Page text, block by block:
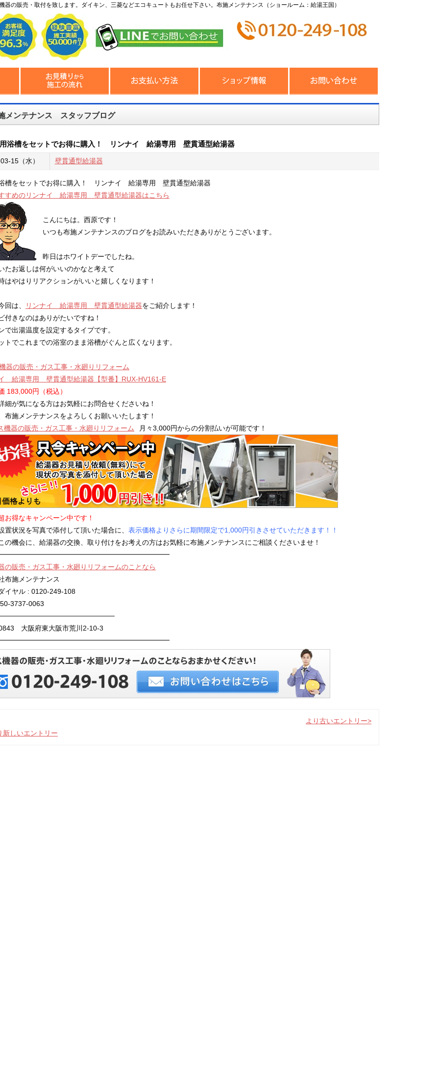
の販売・取付を致します。ダイキン、三菱などエコキュートもお任せ下さい。布施メンテナンス（ショールーム：給湯王国）
メンテナンス スタッフブログ
浴槽をセットでお得に購入！ リンナイ 給湯専用 壁貫通型給湯器
15（水） 壁貫通型給湯器
槽をセットでお得に購入！ リンナイ 給湯専用 壁貫通型給湯器
すめのリンナイ 給湯専用 壁貫通型給湯器はこちら
こんにちは。西原です！
いつも布施メンテナンスのブログをお読みいただきありがとうございます。
昨日はホワイトデーでしたね。
たお返しは何がいいのかなと考えて
はやはりリアクションがいいと嬉しくなります！
回は、 リンナイ 給湯専用 壁貫通型給湯器をご紹介します！
付きなのはありがたいですね！
で出湯温度を設定するタイプです。
トでこれまでの浴室のまま浴槽がぐんと広くなります。
給湯専用 壁貫通型給湯器【型番】RUX-HV161-E
183,000円（税込）
細が気になる方はお気軽にお問合せくださいね！
布施メンテナンスをよろしくお願いいたします！
月々3,000円からの分割払いが可能です！
お得なキャンペーン中です！
置状況を写真で添付して頂いた場合に、 表示価格よりさらに期間限定で1,000円引きさせていただきます！！
の機会に、給湯器の交換、取り付けをお考えの方はお気軽に布施メンテナンスにご相談くださいませ！
の販売・ガス工事・水廻りリフォームのことなら
布施メンテナンス
イヤル : 0120-249-108
3737-0063
大阪府東大阪市荒川2-10-3
より古いエントリー>
新しいエントリー